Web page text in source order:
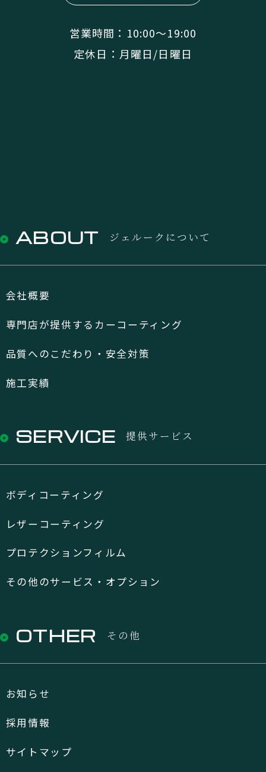
営業時間：10:00〜19:00
定休日：月曜日/日曜日
ABOUT ジェルークについて
会社概要
専門店が提供するカーコーティング
品質へのこだわり・安全対策
施工実績
SERVICE 提供サービス
ボディコーティング
レザーコーティング
プロテクションフィルム
その他のサービス・オプション
OTHER その他
お知らせ
採用情報
サイトマップ